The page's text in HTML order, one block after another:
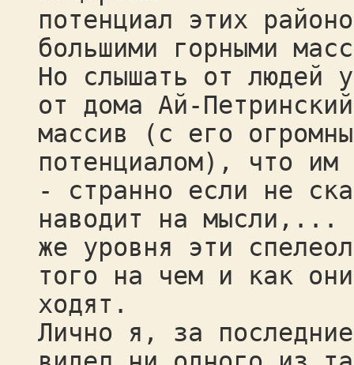
потенциал этих
большими горными
Но слышать от людей
от дома Ай-Петринский
массив (с его
потенциалом), что
- странно если не
наводит на мысли,...
же уровня эти
того на чем и как они
ходят.
Лично я, за